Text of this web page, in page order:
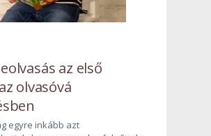
az első
olvasóvá
egyre inkább azt